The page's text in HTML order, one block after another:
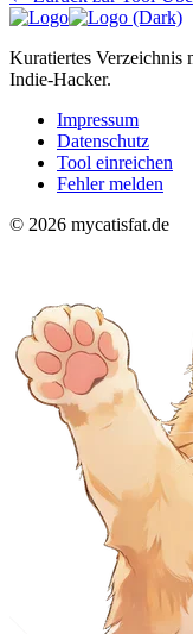
Kuratiertes
Indie-Hacker.
Impressum
Datenschutz
Tool einreichen
Fehler melden
© 2026 mycatisfat.de